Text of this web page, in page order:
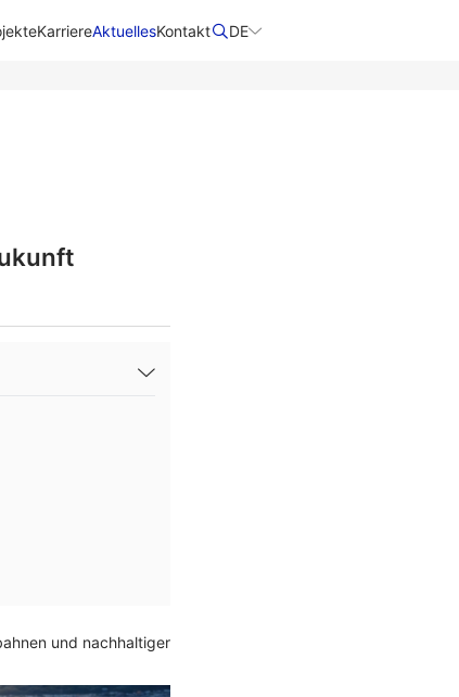
KarriereAktuellesKontakt DE
und nachhaltiger